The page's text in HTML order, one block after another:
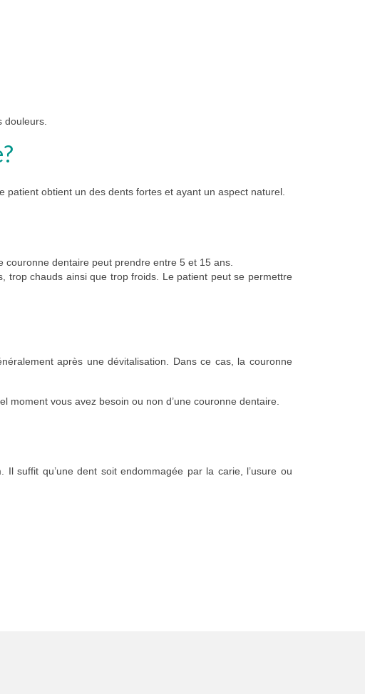
douleurs.
obtient un des dents fortes et ayant un aspect naturel.
couronne dentaire peut prendre entre 5 et 15 ans.
trop chauds ainsi que trop froids. Le patient peut se permettre
après une dévitalisation. Dans ce cas, la couronne
vous avez besoin ou non d’une couronne dentaire.
Il suffit qu’une dent soit endommagée par la carie, l’usure ou